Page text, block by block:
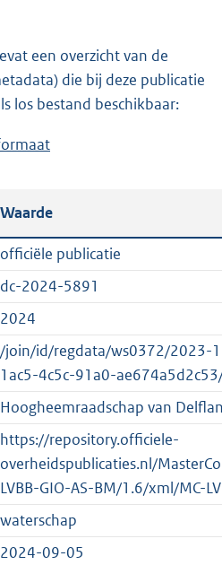
een overzicht van de
die bij deze publicatie
los bestand beschikbaar:
t
a
n
d
g
r
o
o
t
t
e
:
2
K
Waarde
officiële publicatie
dc-2024-5891
2024
/join/id/regdata/ws0372/2023-
1ac5-4c5c-91a0-
Hoogheemraadschap van
https://repository.officiele-
overheidspublicaties.nl/
LVBB-GIO-AS-BM/1.6/xml/MC-
waterschap
2024-09-05